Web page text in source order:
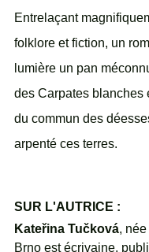
Entrelaçant
folklore et fiction, un
lumière un pan
des Carpates blanches
du commun des
arpenté ces terres.
SUR L'AUTRICE :
Kateřina Tučková,
Brno est écrivaine,